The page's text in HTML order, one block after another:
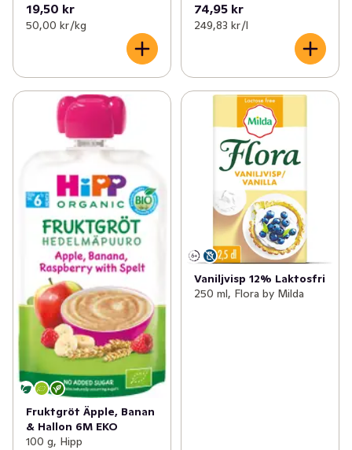
19,50 kr
50,00 kr /kg
74,95 kr
249,83 kr /l
Fruktgröt Äpple, Banan
& Hallon 6M EKO
100 g, Hipp
Vaniljvisp 12% Laktosfri
250 ml, Flora by Milda